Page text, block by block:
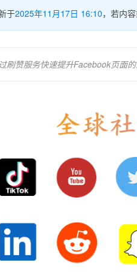
于2025年11月17日 16:10，若内
刷赞服务快速提升Facebook页面